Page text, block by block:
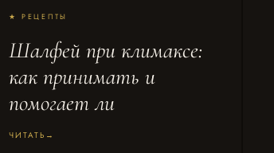
★ РЕЦЕПТЫ
Шалфей при климаксе:
как принимать и
помогает ли
ЧИТАТЬ